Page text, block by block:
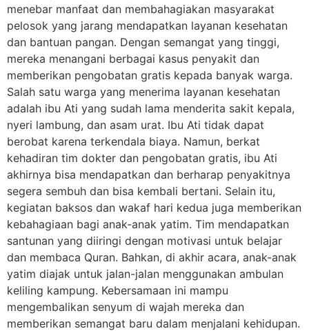
menebar manfaat dan membahagiakan masyarakat
pelosok yang jarang mendapatkan layanan kesehatan
dan bantuan pangan. Dengan semangat yang tinggi,
mereka menangani berbagai kasus penyakit dan
memberikan pengobatan gratis kepada banyak warga.
Salah satu warga yang menerima layanan kesehatan
adalah ibu Ati yang sudah lama menderita sakit kepala,
nyeri lambung, dan asam urat. Ibu Ati tidak dapat
berobat karena terkendala biaya. Namun, berkat
kehadiran tim dokter dan pengobatan gratis, ibu Ati
akhirnya bisa mendapatkan dan berharap penyakitnya
segera sembuh dan bisa kembali bertani. Selain itu,
kegiatan baksos dan wakaf hari kedua juga memberikan
kebahagiaan bagi anak-anak yatim. Tim mendapatkan
santunan yang diiringi dengan motivasi untuk belajar
dan membaca Quran. Bahkan, di akhir acara, anak-anak
yatim diajak untuk jalan-jalan menggunakan ambulan
keliling kampung. Kebersamaan ini mampu
mengembalikan senyum di wajah mereka dan
memberikan semangat baru dalam menjalani kehidupan.